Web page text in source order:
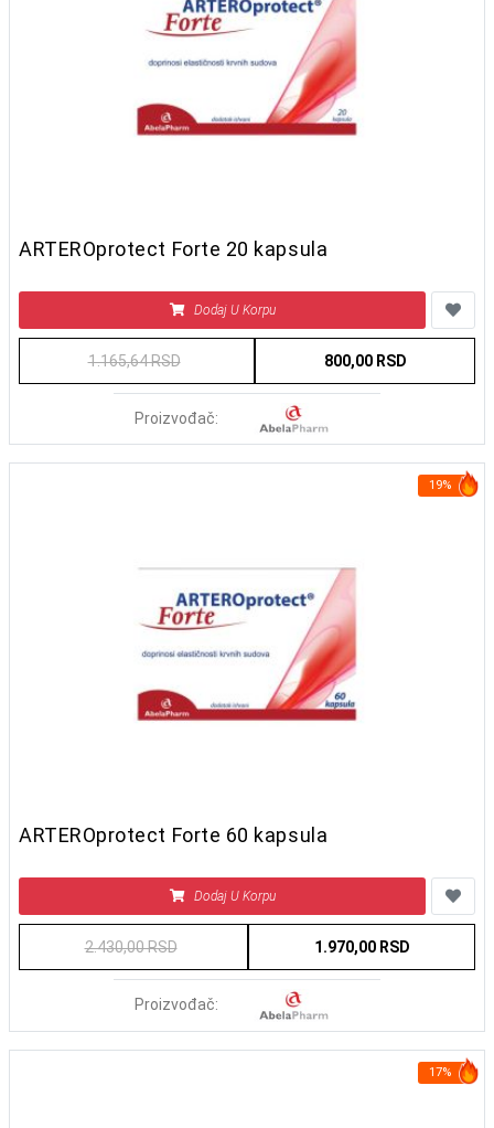
ARTEROprotect Forte 20 kapsula
Dodaj U Korpu
1.165,64 RSD 800,00 RSD
Proizvođač:
19%
ARTEROprotect Forte 60 kapsula
Dodaj U Korpu
2.430,00 RSD 1.970,00 RSD
Proizvođač:
17%